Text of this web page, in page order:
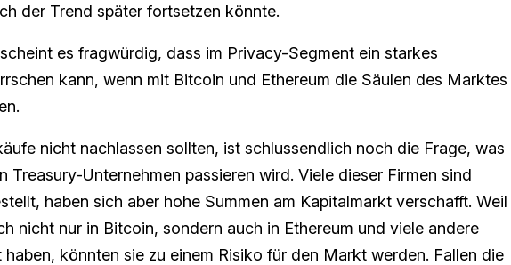
der Trend später fortsetzen könnte.
es fragwürdig, dass im Privacy-Segment ein starkes
kann, wenn mit Bitcoin und Ethereum die Säulen des Marktes
nicht nachlassen sollten, ist schlussendlich noch die Frage, was
Treasury-Unternehmen passieren wird. Viele dieser Firmen sind
haben sich aber hohe Summen am Kapitalmarkt verschafft. Weil
nicht nur in Bitcoin, sondern auch in Ethereum und viele andere
könnten sie zu einem Risiko für den Markt werden. Fallen die